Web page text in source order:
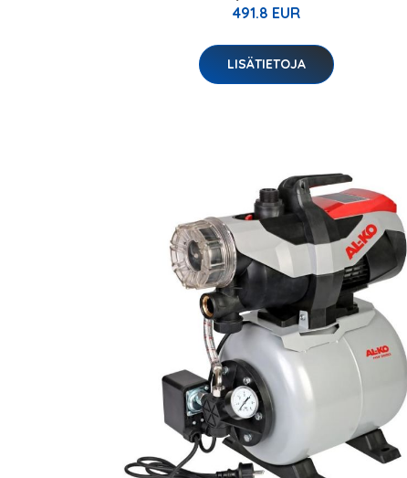
491.8 EUR
LISÄTIETOJA